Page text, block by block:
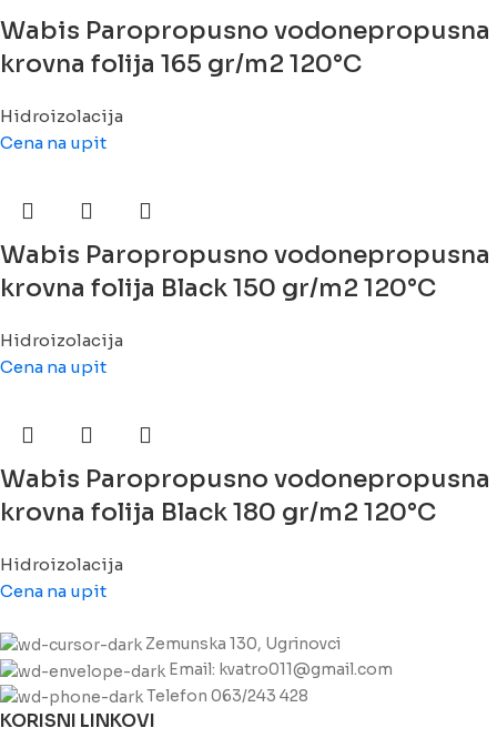
Wabis Paropropusno vodonepropusna
krovna folija 165 gr/m2 120°C
Hidroizolacija
Cena na upit
Wabis Paropropusno vodonepropusna
krovna folija Black 150 gr/m2 120°C
Hidroizolacija
Cena na upit
Wabis Paropropusno vodonepropusna
krovna folija Black 180 gr/m2 120°C
Hidroizolacija
Cena na upit
Zemunska 130, Ugrinovci
Email: kvatro011@gmail.com
Telefon 063/243 428
KORISNI LINKOVI